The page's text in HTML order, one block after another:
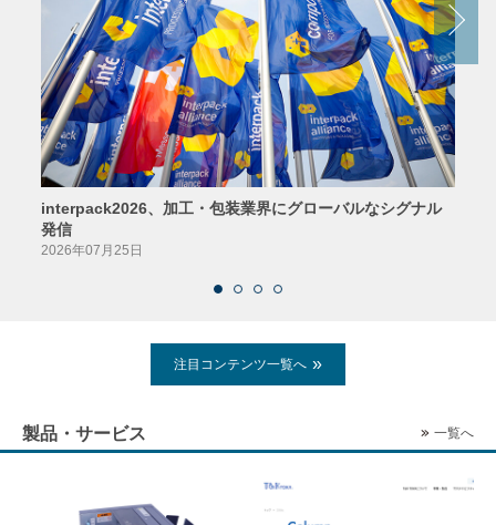
interpack2026、加工・包装業界にグローバルなシグナル
発信
2026年07月25日
注目コンテンツ一覧へ
製品・サービス 一覧へ